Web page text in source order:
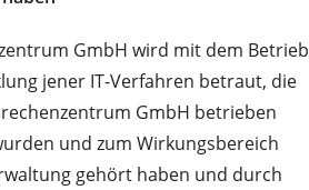
GmbH wird mit dem Betrieb
jener IT-Verfahren betraut, die
GmbH betrieben
und zum Wirkungsbereich
gehört haben und durch